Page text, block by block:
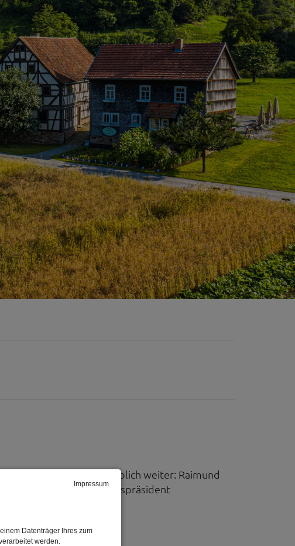
Impressum
Datenträger Ihres zum
werden.
Pläne damals maßgeblich weiter: Raimund
Gerstner (Bezirkstagspräsident